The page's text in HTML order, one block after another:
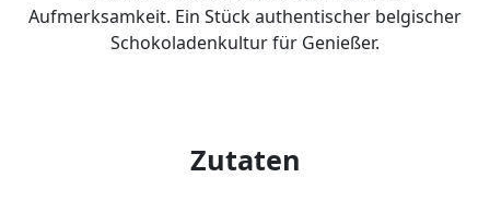
Aufmerksamkeit. Ein Stück authentischer belgischer
Schokoladenkultur für Genießer.
Zutaten